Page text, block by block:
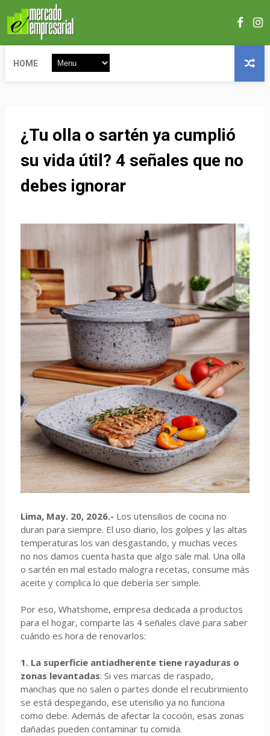
HOME
¿Tu olla o sartén ya cumplió
su vida útil? 4 señales que no
debes ignorar
Lima, May. 20, 2026.- Los utensilios de cocina no
duran para siempre. El uso diario, los golpes y las altas
temperaturas los van desgastando, y muchas veces
no nos damos cuenta hasta que algo sale mal. Una olla
o sartén en mal estado malogra recetas, consume más
aceite y complica lo que debería ser simple.
Por eso, Whatshome, empresa dedicada a productos
para el hogar, comparte las 4 señales clave para saber
cuándo es hora de renovarlos:
1. La superficie antiadherente tiene rayaduras o
zonas levantadas: Si ves marcas de raspado,
manchas que no salen o partes donde el recubrimiento
se está despegando, ese utensilio ya no funciona
como debe. Además de afectar la cocción, esas zonas
dañadas pueden contaminar tu comida.